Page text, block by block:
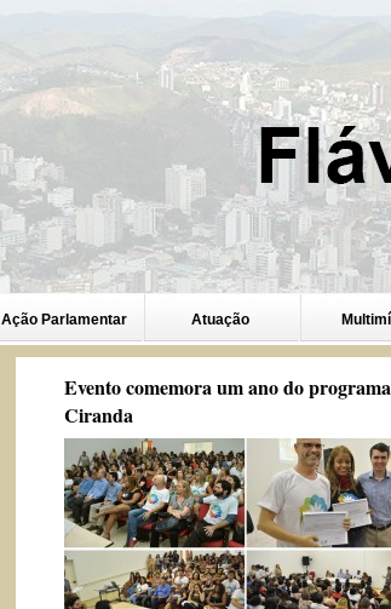
Ação Parlamentar Atuação
Evento comemora um ano do
Ciranda